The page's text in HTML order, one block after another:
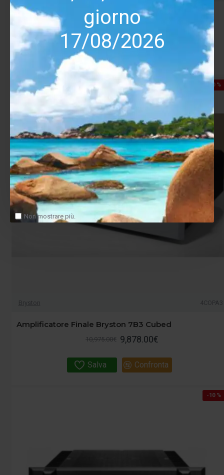
giorno
17/08/2026
Non mostrare più.
Amplificatore Finale Bryston 4B3 Cubed
10,975.00€
Salva
-10 %
Bryston 4COPA3
Amplificatore Finale Bryston 7B3 Cubed
9,878.00€
10,975.00€
Salva Confronta
-10 %